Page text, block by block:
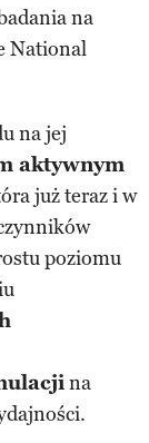
na
National
na jej
aktywnym
już teraz i w
poziomu
na